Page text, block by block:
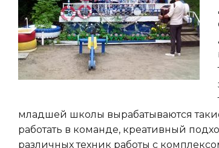
младшей школы вырабатываются
работать в команде, креативный
различных техник работы с